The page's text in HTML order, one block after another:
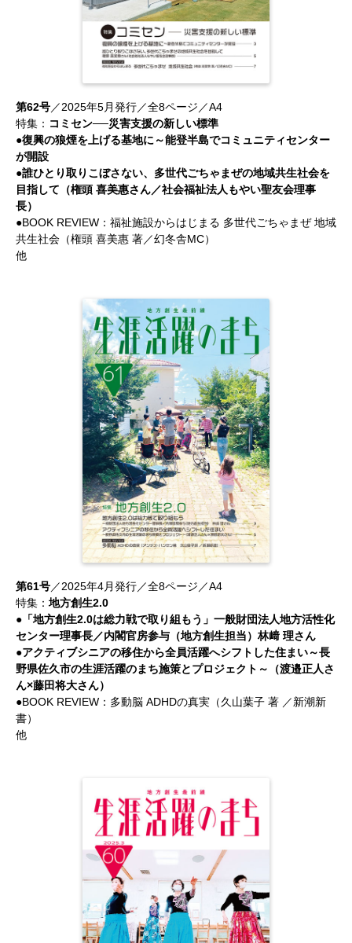
第62号／2025年5月発行／全8ページ／A4
特集： コミセン──災害支援の新しい標準
●復興の狼煙を上げる基地に～能登半島でコミュニティセンター
が開設
●誰ひとり取りこぼさない、多世代ごちゃまぜの地域共生社会を
目指して（権頭 喜美惠さん／社会福祉法人もやい聖友会理事
長）
●BOOK REVIEW：福祉施設からはじまる 多世代ごちゃまぜ 地域
共生社会（権頭 喜美惠 著／幻冬舎MC）
他
第61号／2025年4月発行／全8ページ／A4
特集： 地方創生2.0
●「地方創生2.0は総力戦で取り組もう」一般財団法人地方活性化
センター理事長／内閣官房参与（地方創生担当）林﨑 理さん
●アクティブシニアの移住から全員活躍へシフトした住まい～長
野県佐久市の生涯活躍のまち施策とプロジェクト～（渡邉正人さ
ん×藤田将大さん）
●BOOK REVIEW：多動脳 ADHDの真実（久山葉子 著 ／新潮新
書）
他